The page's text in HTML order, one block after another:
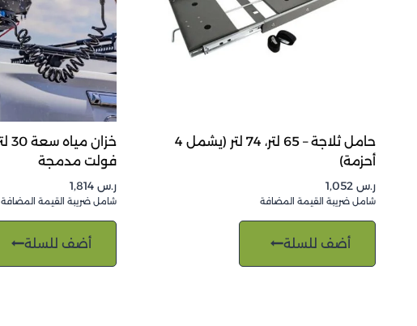
حامل ثلاجة – 65 لتر، 74 لتر (يشمل 4
أحزمة)
ر.س
شامل ضريبة القيمة المضافة
أضف للسلة
فولت مدمجة
ر.س 1,814
شامل ضريبة القيمة المضافة
أضف للسلة